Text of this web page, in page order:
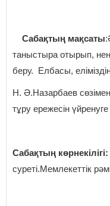
Сабақтың мақсаты
таныстыра отырып,
беру. Елбасы,
Н. Ә.Назарбаев
тұру ережесін
Сабақтың көрнекілігі:
суреті.Мемлекеттік